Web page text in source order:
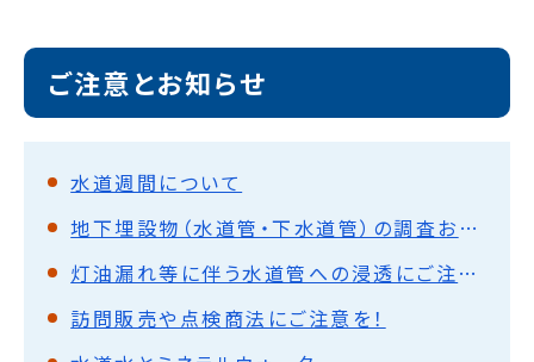
ご注意とお知らせ
水道週間について
地下埋設物（水道管・下水道管）の調査および、給水装置台帳・排水設備台帳の閲覧・複写について
灯油漏れ等に伴う水道管への浸透にご注意を
訪問販売や点検商法にご注意を！